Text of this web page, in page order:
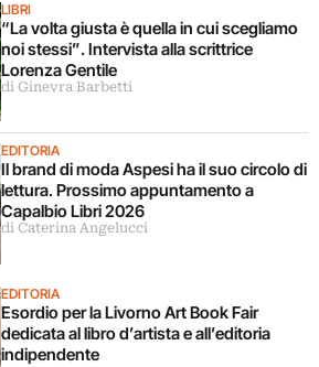
LIBRI
“La volta giusta è quella in cui scegliamo
noi stessi”. Intervista alla scrittrice
Lorenza Gentile
di Ginevra Barbetti
EDITORIA
Il brand di moda Aspesi ha il suo circolo di
lettura. Prossimo appuntamento a
Capalbio Libri 2026
di Caterina Angelucci
EDITORIA
Esordio per la Livorno Art Book Fair
dedicata al libro d’artista e all’editoria
indipendente